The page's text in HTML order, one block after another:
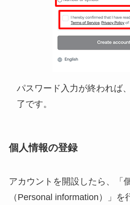
パスワード入力が終われば
了です。
個人情報の登録
アカウントを開設したら、「
（Personal information）」を